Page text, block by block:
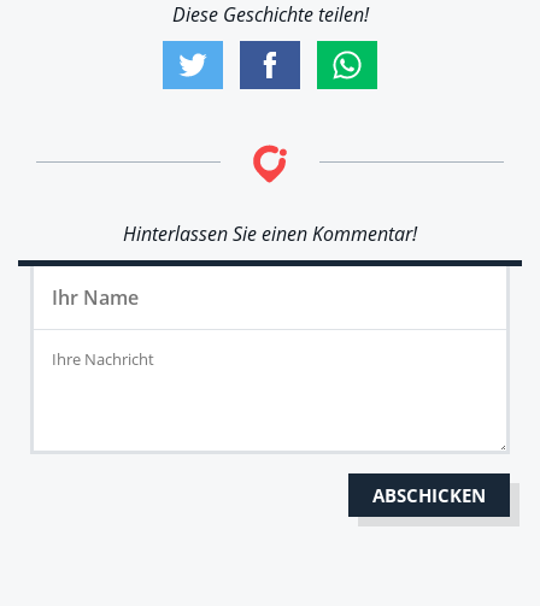
Diese Geschichte teilen!
Hinterlassen Sie einen Kommentar!